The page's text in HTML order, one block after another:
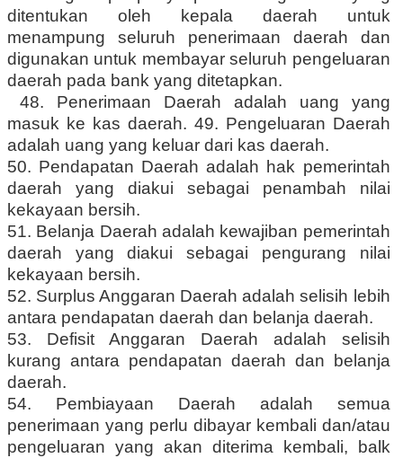
ditentukan oleh kepala daerah untuk
menampung seluruh penerimaan daerah dan
digunakan untuk membayar seluruh pengeluaran
daerah pada bank yang ditetapkan.
48. Penerimaan Daerah adalah uang yang
masuk ke kas daerah. 49. Pengeluaran Daerah
adalah uang yang keluar dari kas daerah.
50. Pendapatan Daerah adalah hak pemerintah
daerah yang diakui sebagai penambah nilai
kekayaan bersih.
51. Belanja Daerah adalah kewajiban pemerintah
daerah yang diakui sebagai pengurang nilai
kekayaan bersih.
52. Surplus Anggaran Daerah adalah selisih lebih
antara pendapatan daerah dan belanja daerah.
53. Defisit Anggaran Daerah adalah selisih
kurang antara pendapatan daerah dan belanja
daerah.
54. Pembiayaan Daerah adalah semua
penerimaan yang perlu dibayar kembali dan/atau
pengeluaran yang akan diterima kembali, balk